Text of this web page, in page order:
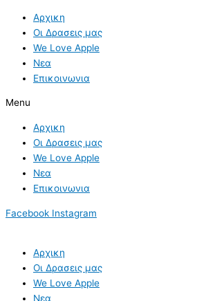
content
Αρχικη
Οι Δρασεις μας
We Love Apple
Νεα
Επικοινωνια
Menu
Αρχικη
Οι Δρασεις μας
We Love Apple
Νεα
Επικοινωνια
Facebook Instagram
Αρχικη
Οι Δρασεις μας
We Love Apple
Νεα